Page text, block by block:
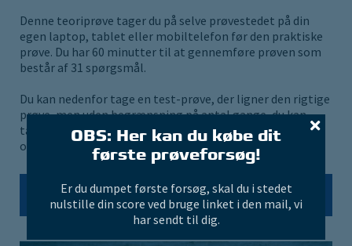
Denne teoriprøve tager du på selve prøvestedet på din
egen laptop, tablet eller mobiltelefon før den praktiske
prøve. Du har 60 minutter til at gennemføre prøven som
består af 31 spørgsmål.
Du kan nedenfor tage en test-prøve, der ligner den rigtige
prøve, men uden begrænsning på antal gange, du kan
tage prøven. Adgang til test-prøven kræver, at du
opretter dig som bruger og er logget ind.
Tilmeld DKK 100
OBS: Her kan du købe dit
første prøveforsøg!
Er du dumpet første forsøg, skal du i stedet
nulstille din score ved bruge linket i den mail, vi
har sendt til dig.